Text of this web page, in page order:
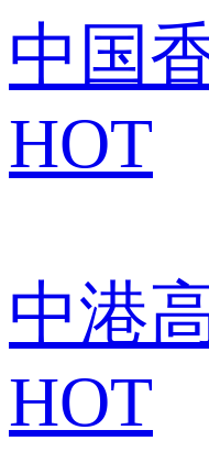
中国
HOT
中港
HOT